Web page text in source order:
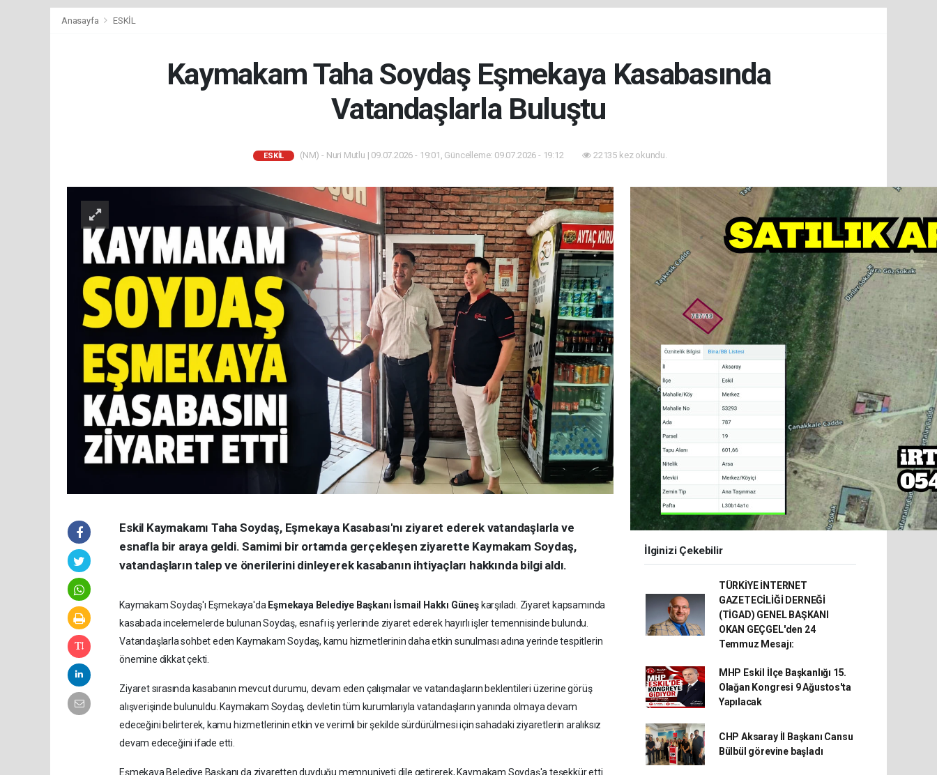
Anasayfa ESKİL
Kaymakam Taha Soydaş Eşmekaya Kasabasında
Vatandaşlarla Buluştu
ESKİL (NM) - Nuri Mutlu | 09.07.2026 - 19:01, Güncelleme: 09.07.2026 - 19:12 22135 kez okundu.
Eskil Kaymakamı Taha Soydaş, Eşmekaya Kasabası'nı ziyaret ederek vatandaşlarla ve
esnafla bir araya geldi. Samimi bir ortamda gerçekleşen ziyarette Kaymakam Soydaş,
vatandaşların talep ve önerilerini dinleyerek kasabanın ihtiyaçları hakkında bilgi aldı.
Kaymakam Soydaş'ı Eşmekaya'da Eşmekaya Belediye Başkanı İsmail Hakkı Güneşkarşıladı. Ziyaret kapsamında
kasabada incelemelerde bulunan Soydaş, esnafı iş yerlerinde ziyaret ederek hayırlı işler temennisinde bulundu.
Vatandaşlarla sohbet eden Kaymakam Soydaş, kamu hizmetlerinin daha etkin sunulması adına yerinde tespitlerin
önemine dikkat çekti.
Ziyaret sırasında kasabanın mevcut durumu, devam eden çalışmalar ve vatandaşların beklentileri üzerine görüş
alışverişinde bulunuldu. Kaymakam Soydaş, devletin tüm kurumlarıyla vatandaşların yanında olmaya devam
edeceğini belirterek, kamu hizmetlerinin etkin ve verimli bir şekilde sürdürülmesi için sahadaki ziyaretlerin aralıksız
devam edeceğini ifade etti.
Eşmekaya Belediye Başkanı da ziyaretten duyduğu memnuniyeti dile getirerek, Kaymakam Soydaş'a teşekkür etti
İlginizi Çekebilir
TÜRKİYE İNTERNET
GAZETECİLİĞİ DERNEĞİ
(TİGAD) GENEL BAŞKANI
OKAN GEÇGEL'den 24
Temmuz Mesajı:
MHP Eskil İlçe Başkanlığı 15.
Olağan Kongresi 9 Ağustos'ta
Yapılacak
CHP Aksaray İl Başkanı Cansu
Bülbül görevine başladı